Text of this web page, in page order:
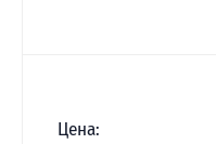
Цена: